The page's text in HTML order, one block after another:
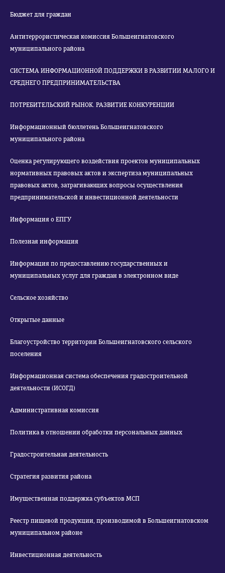
Бюджет для граждан
Антитеррористическая комиссия Большеигнатовского
муниципального района
СИСТЕМА ИНФОРМАЦИОННОЙ ПОДДЕРЖКИ В РАЗВИТИИ МАЛОГО И
СРЕДНЕГО ПРЕДПРИНИМАТЕЛЬСТВА
ПОТРЕБИТЕЛЬСКИЙ РЫНОК. РАЗВИТИЕ КОНКУРЕНЦИИ
Информационный бюллетень Большеигнатовского
муниципального района
Оценка регулирующего воздействия проектов муниципальных
нормативных правовых актов и экспертиза муниципальных
правовых актов, затрагивающих вопросы осуществления
предпринимательской и инвестиционной деятельности
Информация о ЕПГУ
Полезная информация
Информация по предоставлению государственных и
муниципальных услуг для граждан в электронном виде
Сельское хозяйство
Открытые данные
Благоустройство территории Большеигнатовского сельского
поселения
Информационная система обеспечения градостроительной
деятельности (ИСОГД)
Административная комиссия
Политика в отношении обработки персональных данных
Градостроительная деятельность
Стратегия развития района
Имущественная поддержка субъектов МСП
Реестр пищевой продукции, производимой в Большеигнатовском
муниципальном районе
Инвестиционная деятельность